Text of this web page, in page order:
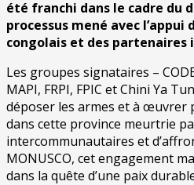
été franchi dans le cadre du
processus mené avec
congolais et des
Les groupes signataires –
MAPI, FRPI, FPIC et Chini Ya
déposer les armes et à œuvrer
dans cette province meurtrie
intercommunautaires et
MONUSCO, cet engagement
dans la quête d’une paix